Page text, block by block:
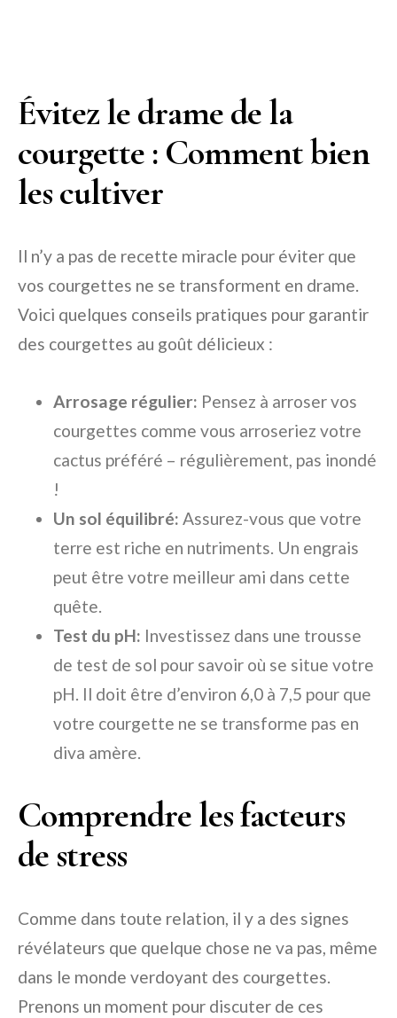
Évitez le drame de la
courgette : Comment bien
les cultiver
Il n’y a pas de recette miracle pour éviter que
vos courgettes ne se transforment en drame.
Voici quelques conseils pratiques pour garantir
des courgettes au goût délicieux :
Arrosage régulier: Pensez à arroser vos
courgettes comme vous arroseriez votre
cactus préféré – régulièrement, pas inondé
!
Un sol équilibré: Assurez-vous que votre
terre est riche en nutriments. Un engrais
peut être votre meilleur ami dans cette
quête.
Test du pH: Investissez dans une trousse
de test de sol pour savoir où se situe votre
pH. Il doit être d’environ 6,0 à 7,5 pour que
votre courgette ne se transforme pas en
diva amère.
Comprendre les facteurs
de stress
Comme dans toute relation, il y a des signes
révélateurs que quelque chose ne va pas, même
dans le monde verdoyant des courgettes.
Prenons un moment pour discuter de ces